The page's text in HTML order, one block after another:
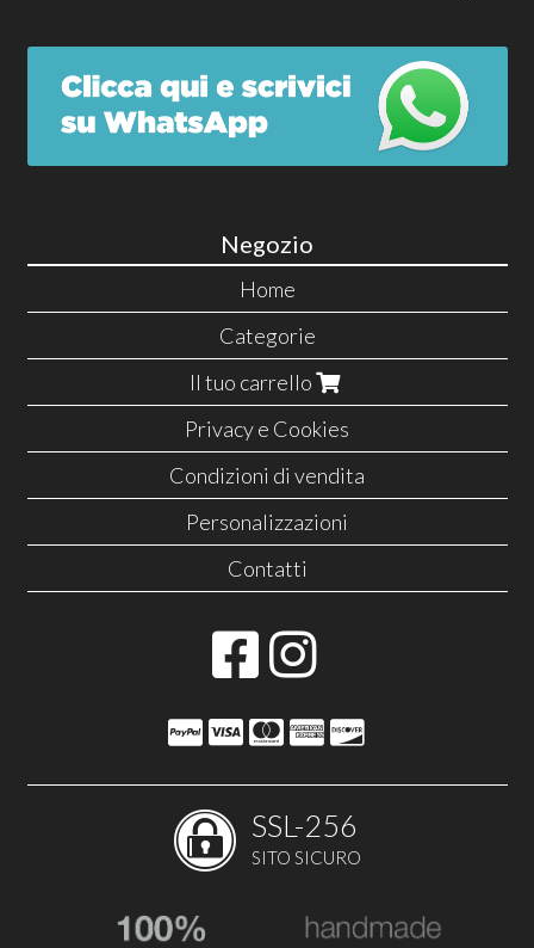
Negozio
Home
Categorie
Il tuo carrello
Privacy e Cookies
Condizioni di vendita
Personalizzazioni
Contatti
SSL-256
SITO SICURO